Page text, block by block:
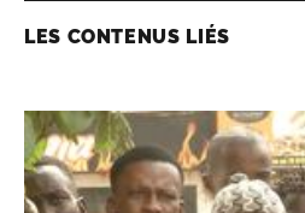
LES CONTENUS LIÉS